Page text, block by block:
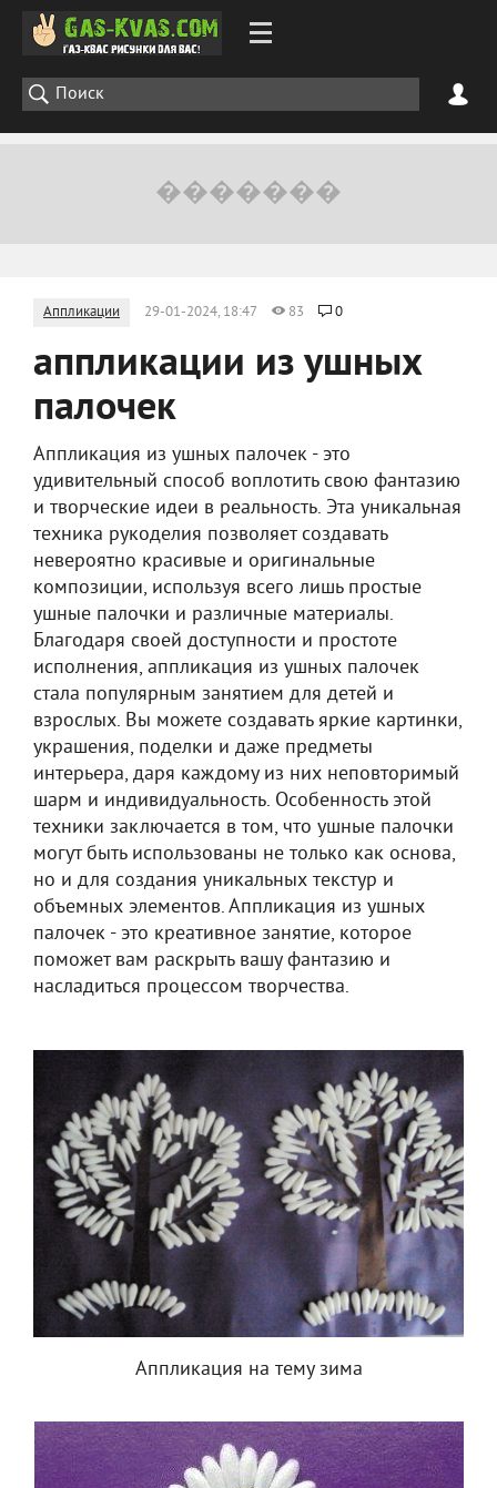
Аппликации 29-01-2024, 18:47 83 0
аппликации из ушных
палочек
Аппликация из ушных палочек - это
удивительный способ воплотить свою фантазию
и творческие идеи в реальность. Эта уникальная
техника рукоделия позволяет создавать
невероятно красивые и оригинальные
композиции, используя всего лишь простые
ушные палочки и различные материалы.
Благодаря своей доступности и простоте
исполнения, аппликация из ушных палочек
стала популярным занятием для детей и
взрослых. Вы можете создавать яркие картинки,
украшения, поделки и даже предметы
интерьера, даря каждому из них неповторимый
шарм и индивидуальность. Особенность этой
техники заключается в том, что ушные палочки
могут быть использованы не только как основа,
но и для создания уникальных текстур и
объемных элементов. Аппликация из ушных
палочек - это креативное занятие, которое
поможет вам раскрыть вашу фантазию и
насладиться процессом творчества.
Аппликация на тему зима